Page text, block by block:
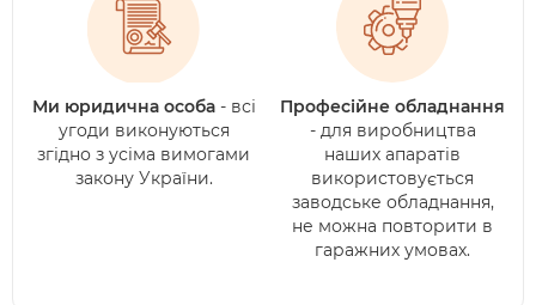
Ми юридична особа- всі
угоди виконуються
згідно з усіма вимогами
закону України.
Професійне обладнання
- для виробництва
наших апаратів
використовується
заводське обладнання,
не можна повторити в
гаражних умовах.